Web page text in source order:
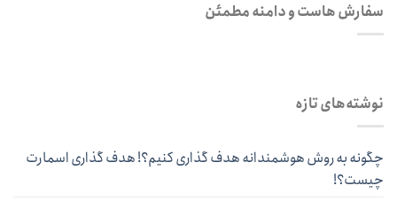
سفارش هاست و دامنه مطمئن
نوشته‌های تازه
چگونه به روش هوشمندانه هدف گذاری کنیم؟! هدف گذاری اسمارت
چیست؟!